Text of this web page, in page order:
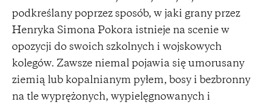
podkreślany poprzez sposób, w jaki grany przez
Henryka Simona Pokora istnieje na scenie w
opozycji do swoich szkolnych i wojskowych
kolegów. Zawsze niemal pojawia się umorusany
ziemią lub kopalnianym pyłem, bosy i bezbronny
na tle wyprężonych, wypielęgnowanych i